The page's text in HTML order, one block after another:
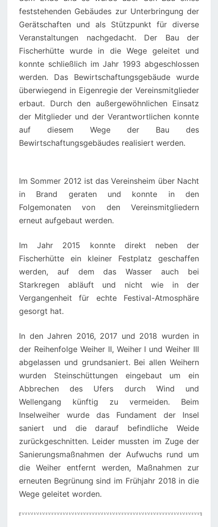
feststehenden Gebäudes zur Unterbringung der
Gerätschaften und als Stützpunkt für diverse
Veranstaltungen nachgedacht. Der Bau der
Fischerhütte wurde in die Wege geleitet und
konnte schließlich im Jahr 1993 abgeschlossen
werden. Das Bewirtschaftungsgebäude wurde
überwiegend in Eigenregie der Vereinsmitglieder
erbaut. Durch den außergewöhnlichen Einsatz
der Mitglieder und der Verantwortlichen konnte
auf diesem Wege der Bau des
Bewirtschaftungsgebäudes realisiert werden.
Im Sommer 2012 ist das Vereinsheim über Nacht
in Brand geraten und konnte in den
Folgemonaten von den Vereinsmitgliedern
erneut aufgebaut werden.
Im Jahr 2015 konnte direkt neben der
Fischerhütte ein kleiner Festplatz geschaffen
werden, auf dem das Wasser auch bei
Starkregen abläuft und nicht wie in der
Vergangenheit für echte Festival-Atmosphäre
gesorgt hat.
In den Jahren 2016, 2017 und 2018 wurden in
der Reihenfolge Weiher II, Weiher I und Weiher III
abgelassen und grundsaniert. Bei allen Weihern
wurden Steinschüttungen eingebaut um ein
Abbrechen des Ufers durch Wind und
Wellengang künftig zu vermeiden. Beim
Inselweiher wurde das Fundament der Insel
saniert und die darauf befindliche Weide
zurückgeschnitten. Leider mussten im Zuge der
Sanierungsmaßnahmen der Aufwuchs rund um
die Weiher entfernt werden, Maßnahmen zur
erneuten Begrünung sind im Frühjahr 2018 in die
Wege geleitet worden.